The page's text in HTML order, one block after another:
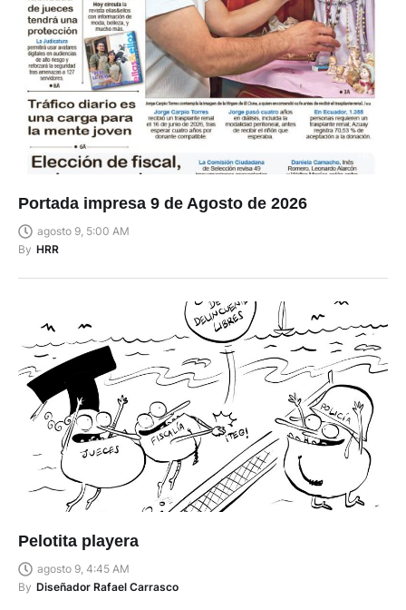
Portada impresa 9 de Agosto de 2026
agosto 9, 5:00 AM
By HRR
Pelotita playera
agosto 9, 4:45 AM
By Diseñador Rafael Carrasco